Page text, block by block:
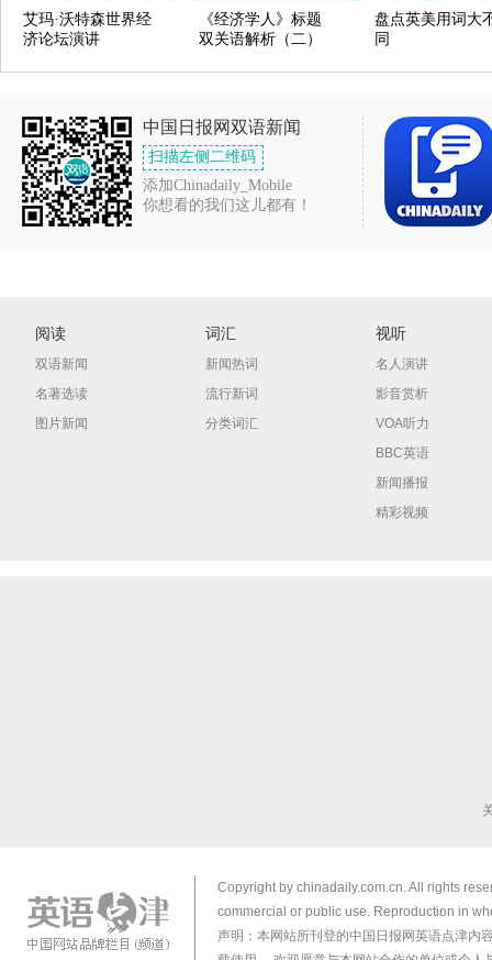
艾玛·沃特森世界经
济论坛演讲
《经济学人》标题
双关语解析（二）
盘点英美用词大
同
中国日报网双语新闻
扫描左侧二维码
添加Chinadaily_Mobile
你想看的我们这儿都有！
阅读
双语新闻
名著选读
图片新闻
词汇
新闻热词
流行新词
分类词汇
视听
名人演讲
影音赏析
VOA听力
BBC英语
新闻播报
精彩视频
Copyright by chinadaily.com.cn. All rights
commercial or public use. Reproduction in
声明：本网站所刊登的中国日报网英语点津内